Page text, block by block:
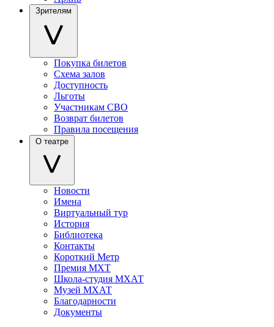
Зрителям
Покупка билетов
Схема залов
Доступность
Льготы
Участникам СВО
Возврат билетов
Правила посещения
О театре
Новости
Имена
Виртуальный тур
История
Библиотека
Контакты
Короткий Метр
Премия МХТ
Школа-студия МХАТ
Музей МХАТ
Благодарности
Документы